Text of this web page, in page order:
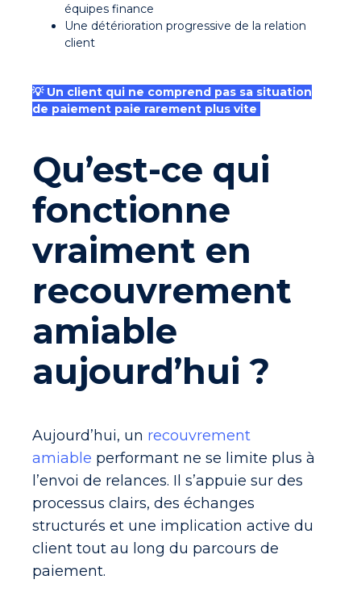
équipes finance
Une détérioration progressive de la relation
client
💡 Un client qui ne comprend pas sa situation
de paiement paie rarement plus vite
Qu’est-ce qui
fonctionne
vraiment en
recouvrement
amiable
aujourd’hui ?
Aujourd’hui, un recouvrement
amiable performant ne se limite plus à
l’envoi de relances. Il s’appuie sur des
processus clairs, des échanges
structurés et une implication active du
client tout au long du parcours de
paiement.